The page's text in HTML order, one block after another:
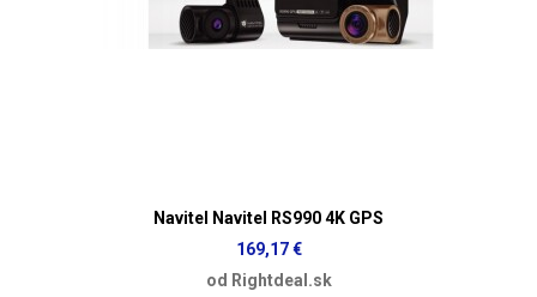
Navitel Navitel RS990 4K GPS
169,17 €
od Rightdeal.sk